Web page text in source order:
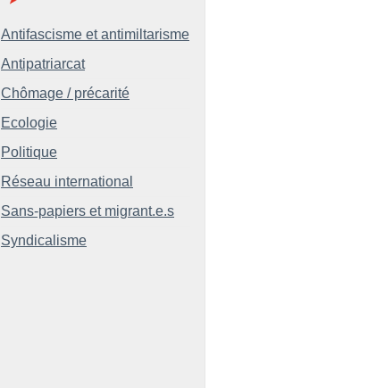
Antifascisme et antimiltarisme
Antipatriarcat
Chômage / précarité
Ecologie
Politique
Réseau international
Sans-papiers et migrant.e.s
Syndicalisme